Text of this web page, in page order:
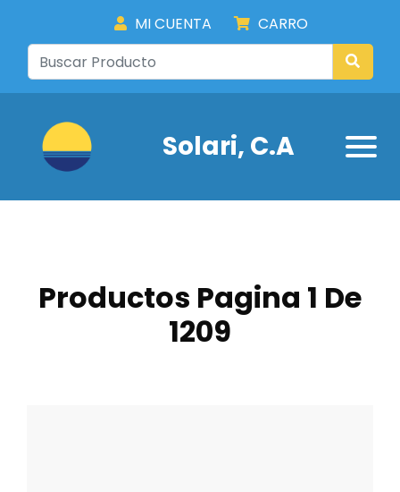
MI CUENTA CARRO
Solari, C.A
Productos Pagina 1 De
1209